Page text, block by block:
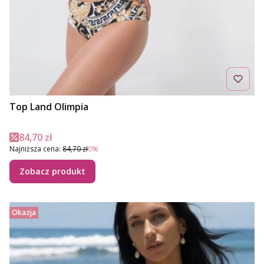
Top Land Olimpia
Cena promocyjna
84,70 zł
Najniższa cena: 84,70 zł0%
Zobacz produkt
Okazja